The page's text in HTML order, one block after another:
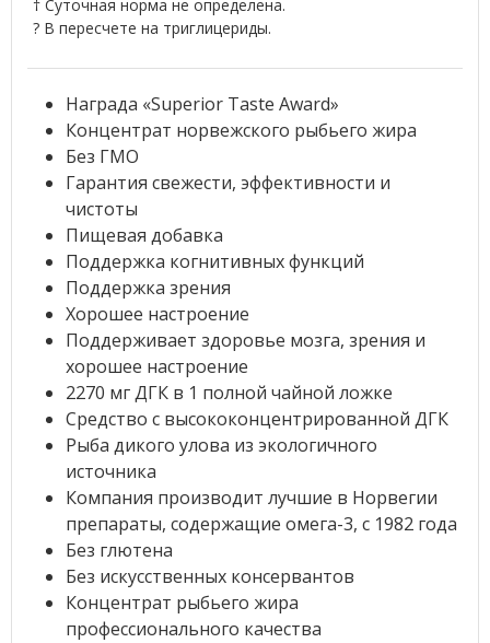
† Суточная норма не определена.
? В пересчете на триглицериды.
Награда «Superior Taste Award»
Концентрат норвежского рыбьего жира
Без ГМО
Гарантия свежести, эффективности и
чистоты
Пищевая добавка
Поддержка когнитивных функций
Поддержка зрения
Хорошее настроение
Поддерживает здоровье мозга, зрения и
хорошее настроение
2270 мг ДГК в 1 полной чайной ложке
Средство с высококонцентрированной ДГК
Рыба дикого улова из экологичного
источника
Компания производит лучшие в Норвегии
препараты, содержащие омега-3, с 1982 года
Без глютена
Без искусственных консервантов
Концентрат рыбьего жира
профессионального качества